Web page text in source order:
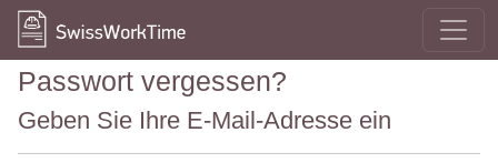
Passwort vergessen?
Geben Sie Ihre E-Mail-Adresse ein